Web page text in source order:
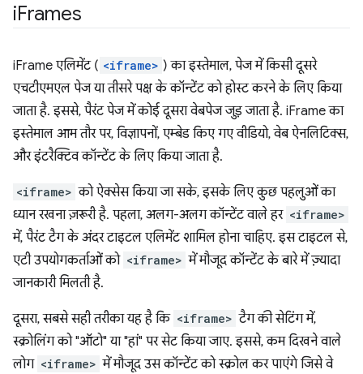
iFrames
iFrame एलिमेंट ( <iframe> ) का इस्तेमाल, पेज में किसी दूसरे
एचटीएमएल पेज या तीसरे पक्ष के कॉन्टेंट को होस्ट करने के लिए किया
जाता है. इससे, पैरंट पेज में कोई दूसरा वेबपेज जुड़ जाता है. iFrame का
इस्तेमाल आम तौर पर, विज्ञापनों, एम्बेड किए गए वीडियो, वेब ऐनलिटिक्स,
और इंटरैक्टिव कॉन्टेंट के लिए किया जाता है.
<iframe> को ऐक्सेस किया जा सके, इसके लिए कुछ पहलुओं का
ध्यान रखना ज़रूरी है. पहला, अलग-अलग कॉन्टेंट वाले हर <iframe>
में, पैरंट टैग के अंदर टाइटल एलिमेंट शामिल होना चाहिए. इस टाइटल से,
एटी उपयोगकर्ताओं को <iframe> में मौजूद कॉन्टेंट के बारे में ज़्यादा
जानकारी मिलती है.
दूसरा, सबसे सही तरीका यह है कि <iframe> टैग की सेटिंग में,
स्क्रोलिंग को "ऑटो" या "हां" पर सेट किया जाए. इससे, कम दिखने वाले
लोग <iframe> में मौजूद उस कॉन्टेंट को स्क्रोल कर पाएंगे जिसे वे